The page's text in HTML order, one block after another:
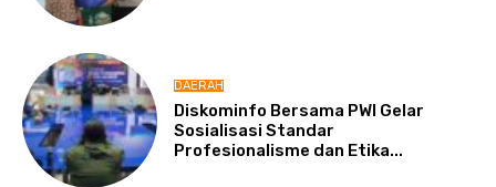
DAERAH
Diskominfo Bersama PWI Gelar
Sosialisasi Standar
Profesionalisme dan Etika...